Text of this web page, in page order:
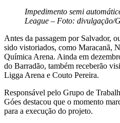
Impedimento semi
League – Foto: divulgação/
Antes da passagem por Salvador,
sido vistoriados, como Maracanã,
Química Arena. Ainda em
do Barradão, também receberão
Ligga Arena e Couto Pereira.
Responsável pelo Grupo de
Góes destacou que o momento
para a execução do projeto.